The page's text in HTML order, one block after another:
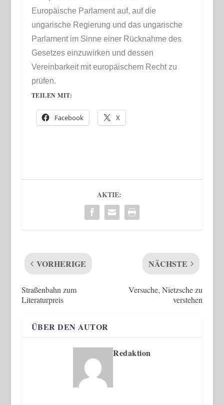
Europäische Parlament auf, auf die
ungarische Regierung und das ungarische
Parlament im Sinne einer Rücknahme des
Gesetzes einzuwirken und dessen
Vereinbarkeit mit europäischem Recht zu
prüfen.
TEILEN MIT:
Facebook X
AKTIE:
VORHERIGE
Straßenbahn zum
Literaturpreis
NÄCHSTE
Versuche, Nietzsche zu
verstehen
ÜBER DEN AUTOR
Redaktion